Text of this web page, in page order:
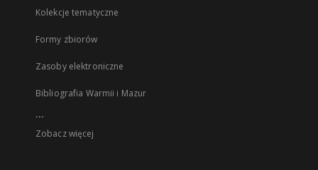
Kolekcje tematyczne
Formy zbiorów
Zasoby elektroniczne
Bibliografia Warmii i Mazur
...
Zobacz więcej